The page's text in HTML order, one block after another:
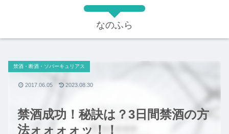
なのふら
禁酒成功！秘訣は？3日間禁酒の方
法ォォォォッ！！
禁酒・断酒・ソバーキュリアス
2017.06.05 2023.08.30